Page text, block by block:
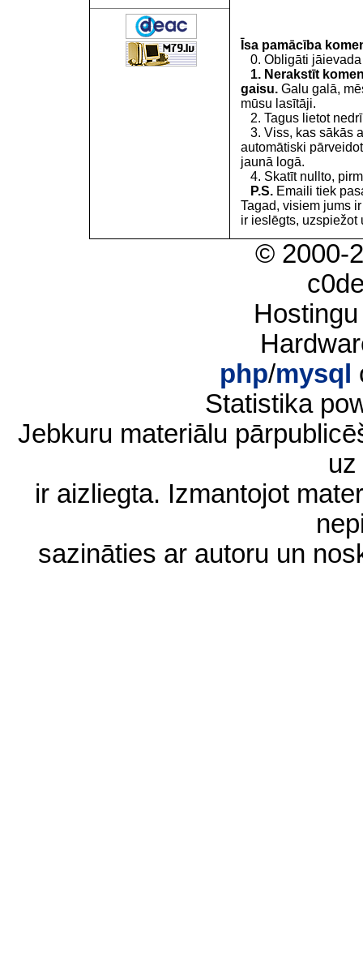
Īsa pamācība
0. Obligāti jāievada
1. Nerakstīt
gaisu. Galu galā,
mūsu lasītāji.
2. Tagus lietot
3. Viss, kas sākās
automātiski
jaunā logā.
4. Skatīt nullto,
P.S. Emaili tiek
Tagad, visiem jums
ir ieslēgts, uzspiežot
© 2000-
php/mysql
Statistika
Jebkuru materiālu
ir aizliegta. Izmantojot
sazināties ar autoru un